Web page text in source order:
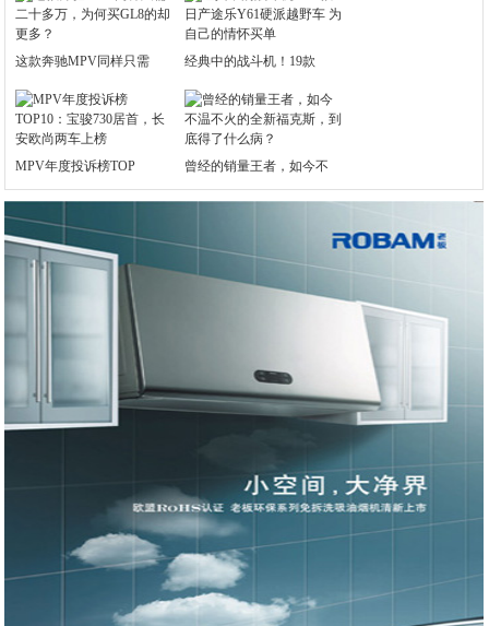
这款奔驰MPV同样只需 经典中的战斗机！19款
MPV年度投诉榜TOP 曾经的销量王者，如今不